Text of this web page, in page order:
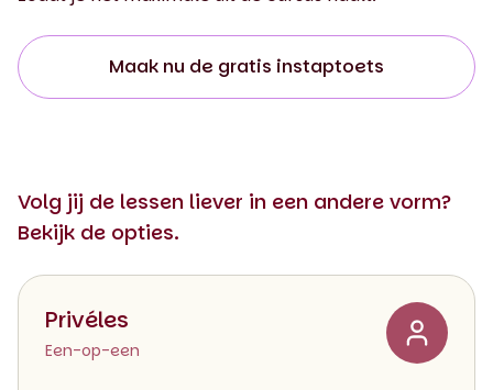
Maak nu de gratis instaptoets
Volg jij de lessen liever in een andere vorm?
Bekijk de opties.
Privéles
Een-op-een